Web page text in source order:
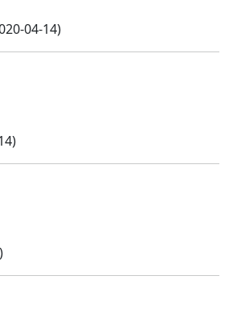
04-14)